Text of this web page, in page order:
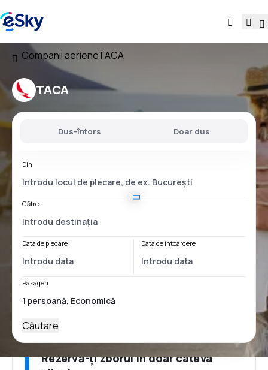
Companii aerieneTACA
TACA
Dus-întors Doar dus
Din
Către
Data de plecare Data de întoarcere
Pasageri
Căutare
Rezervă-ți zborul în doar câteva